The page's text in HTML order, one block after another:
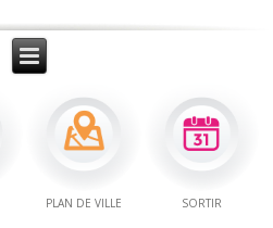
PLAN DE VILLE SORTIR